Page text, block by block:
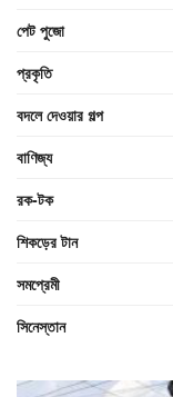
পেট পুজো
প্রকৃতি
বদলে দেওয়ার গল্প
বাণিজ্য
রক-টক
শিকড়ের টান
সমপ্রেমী
সিনেস্তান